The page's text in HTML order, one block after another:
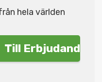
hela världen
Till Erbjudande!